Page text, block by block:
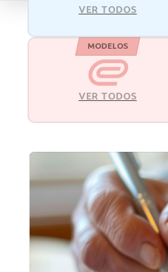
VER TODOS
MODELOS
VER TODOS